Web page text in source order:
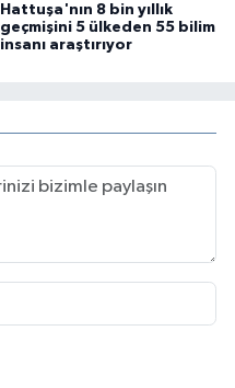
Hattuşa'nın 8 bin yıllık
geçmişini 5 ülkeden 55 bilim
insanı araştırıyor